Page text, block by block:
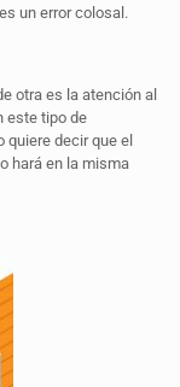
un error colosal.
otra es la atención al
este tipo de
quiere decir que el
hará en la misma